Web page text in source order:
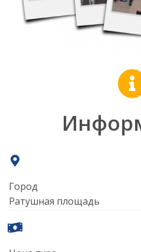
Город
Ратушная площадь